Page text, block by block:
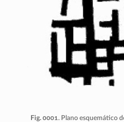
Fig. 0001. Plano esquemático